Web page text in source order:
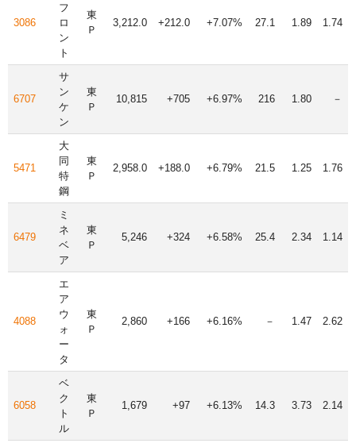
3086
フ
ロ
ン
ト
東
Ｐ
3,212.0 +212.0 +7.07% 27.1 1.89 1.74
6707
サ
ン
ケ
ン
東
Ｐ
10,815 +705 +6.97% 216 1.80 －
5471
大
同
特
鋼
東
Ｐ
2,958.0 +188.0 +6.79% 21.5 1.25 1.76
6479
ミ
ネ
ベ
ア
東
Ｐ
5,246 +324 +6.58% 25.4 2.34 1.14
4088
エ
ア
ウ
ォ
ー
タ
東
Ｐ
2,860 +166 +6.16% － 1.47 2.62
6058
ベ
ク
ト
ル
東
Ｐ
1,679 +97 +6.13% 14.3 3.73 2.14